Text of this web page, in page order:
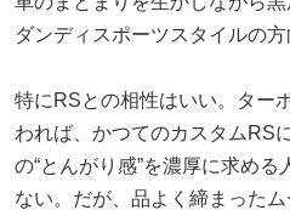
ダンディスポーツスタイルの方
特にRSとの相性はいい。ター
われば、かつてのカスタムRS
の“とんがり感”を濃厚に求め
ない。だが、品よく締まった